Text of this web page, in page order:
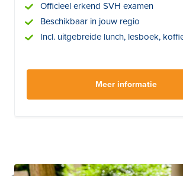
Officieel erkend SVH examen
Beschikbaar in jouw regio
Incl. uitgebreide lunch, lesboek,
Meer informatie